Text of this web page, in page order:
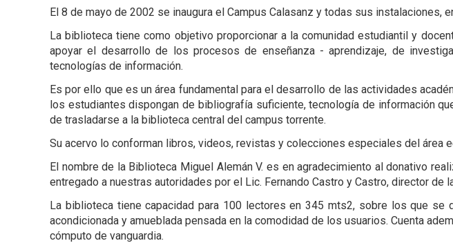
El 8 de mayo de 2002 se inaugura el Campus Calasanz y todas sus instalaciones,
La biblioteca tiene como objetivo proporcionar a la comunidad estudiantil y
apoyar el desarrollo de los procesos de enseñanza - aprendizaje, de
tecnologías de información.
Es por ello que es un área fundamental para el desarrollo de las actividades
los estudiantes dispongan de bibliografía suficiente, tecnología de información
de trasladarse a la biblioteca central del campus torrente.
Su acervo lo conforman libros, videos, revistas y colecciones especiales del área
El nombre de la Biblioteca Miguel Alemán V. es en agradecimiento al donativo
entregado a nuestras autoridades por el Lic. Fernando Castro y Castro, director de
La biblioteca tiene capacidad para 100 lectores en 345 mts2, sobre los que se
acondicionada y amueblada pensada en la comodidad de los usuarios. Cuenta
cómputo de vanguardia.